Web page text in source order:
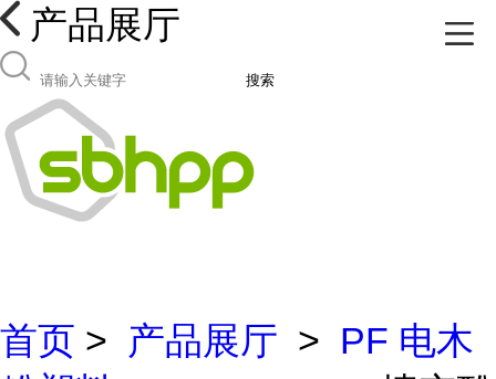
产品展厅
搜索
首页 > 产品展厅 > PF 电木